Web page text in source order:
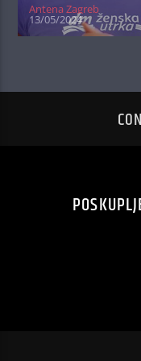
Antena Zagreb
13/05/2024